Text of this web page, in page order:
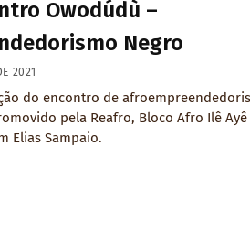
Owodúdù –
Negro
2021
do encontro de
pela Reafro, Bloco Afro Ilê Ayê
Elias Sampaio.